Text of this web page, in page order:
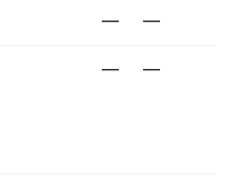
— —
— —